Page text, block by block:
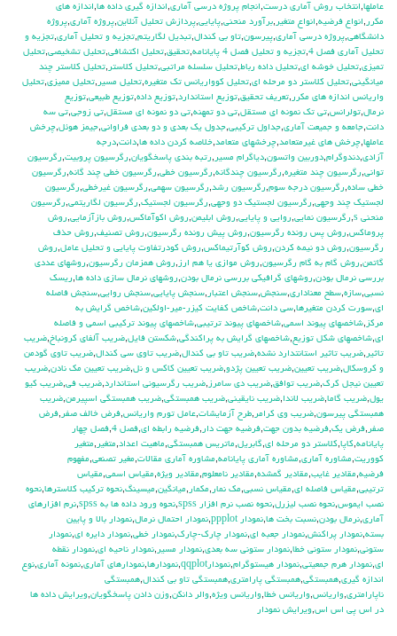
عاملها,انتخاب روش آماري درست,انجام پروژه درسي آماري,اندازه گيري داده ها,اندازه هاي
مكرر ,انواع فرضيه,انواع متغير ,برآورد منحني,پايايي,پردازش تحليل آنلاين,پروژه آماري,پروژه
دانشگاهي,پروژه درسي آماري,پيرسون,تاو بي کندال,تبديل لگاريتم,تجزيه و تحليل آماري,تجزيه و
تحليل آماري فصل 4
,تجزيه و تحليل فصل 4 پايانامه ,تحقيق,تحليل اكتشافي,تحليل تشخيصي,تحليل
تميزي,تحليل خوشه اي,تحليل داده رباط,تحليل سلسله مراتبي,تحليل كلاستر ,تحليل كلاستر چند
ميانگيني,تحليل كلاستر دو مرحله اي,تحليل كوواريانس تك متغيره,تحليل مسير ,تحليل مميزي,تحليل
واريانس اندازه هاي مكرر ,تعريف تحقيق,توزيع استاندارد,توزيع داده,توزيع طبيعي,توزيع
نرمال,تولرانس,تي تک نمونه اي مستقل,تي دو تمهنه,تي دو نمونه اي مستقل,تي زوجي,تي سه
دانت,جامعه و جميعت آماري,جداول تركيبي,جدول يك بعدي و دو بعدي فراواني,جيمز هوئل,چرخش
عاملها,چرخش هاي غيرمتعامد,چرخشهاي متعامد,خلاصه كردن داده ها,دانت,درجه
آزادي,دندوگرام,دوربين واتسون,دياگرام مسير ,رتبه بندي پاسخگويان,رگرسيون پروبيت,رگرسيون
تواني,رگرسيون چند متغيره,رگرسيون چندگانه,رگرسيون خطي,رگرسيون خطي چند گانه,رگرسيون
خطي ساده,رگرسيون درجه سوم,رگرسيون رشد,رگرسيون سهمي,رگرسيون غيرخطي,رگرسيون
لجستيك چند وجهي,رگرسيون لجستيك دو وجهي,رگرسيون لجستيک,رگرسيون لگاريتمي,رگرسيون
منحني s
,رگرسيون نمايي,روايي و پايايي,روش ابليمن,روش اكوآماكس,روش بازآزمايي,روش
پروماكس,روش پس رونده رگرسيون,روش پيش رونده رگرسيون,روش تصنيف,روش حذف
رگرسيون,روش دو نيمه كردن,روش كوآرتيماكس,روش كودرتفاوت پايايي و تحليل عامل,روش
گاتمن,روش گام به گام رگرسيون,روش موازي يا هم ارز ,روش همزمان رگرسيون,روشهاي عددي
بررسي نرمال بودن,روشهاي گرافيكي بررسي نرمال بودن,روشهاي نرمال سازي داده ها,ريسك
نسبي,سازه,سطح معناداري,سنجش,سنجش اعتبار ,سنجش پايايي,سنجش روايي,سنجش فاصله
اي,سورت كردن متغيرها,سي دانت,شاخص كفايت كيزر-مير-اولكين,شاخص گرايش به
مركز ,شاخصهاي پيوند اسمي,شاخصهاي پيوند ترتيبي,شاخصهاي پيوند تركيبي اسمي و فاصله
اي,شاخصهاي شكل توزيع,شاخصهاي گرايش به پراكندگي,شكستن فايل,ضريب آلفاي کرونباخ,ضريب
تاثير ,ضريب تاثير استانتدارد نشده,ضريب تاو بي كندال,ضريب تاوي سي كندال,ضريب تاوي گودمن
و كروسكال,ضريب تعيين,ضريب تعيين پژدو,ضريب تعيين كاكس و نل,ضريب تعيين مك نادن,ضريب
تعيين نيجل كرك,ضريب توافق,ضريب دي سامرز ,ضريب رگرسيوني استاندارد,ضريب في,ضريب كيو
يول,ضريب گاما,ضريب لاندا,ضريب نايقيني,ضريب همبستگي,ضريب همبستگي اسپيرمن,ضريب
همبستگي پيرسون,ضريب وي كرامر ,طرح آزمايشات,عامل تورم واريانس,فرض خالف صفر ,فرض
صفر ,فرض يك,فرضيه بدون جهت,فرضيه جهت دار ,فرضيه رابطه اي,فصل 4 ,فصل چهار
پايانامه,كاپا,كلاستر دو مرحله اي,گابريل,ماتريس همبستگي,ماهيت اعداد,متغير ,متغير
كووريت,مشاوره آماري,مشاوره آماري پايانامه,مشاوره آماري مقالات,مغير تصنعي,مفهوم
فرضيه,مقادير غايب,مقادير گمشده,مقادير نامعلوم,مقادير ويژه,مقياس اسمي,مقياس
ترتيبي,مقياس فاصله اي,مقياس نسبي,مك نمار ,مكمار ,ميانگين,ميسينگ,نحوه تركيب كلاسترها,نحوه
نصب ايموس,نحوه نصب ليزرل,نحوه نصب نرم افزار spss ,نحوه ورود داده ها به spss ,نرم افزارهاي
آماري,نرمال بودن,نسبت بخت ها,نمودار ppplot ,نمودار احتمال نرمال,نمودار بالا و پايين
بسته,نمودار پراكنش,نمودار جعبه اي,نمودار چارك-چارك,نمودار خطي,نمودار دايره اي,نمودار
ستوني,نمودار ستوني خطا,نمودار ستوني سه بعدي,نمودار مسير ,نمودار ناحيه اي,نمودار نقطه
اي,نمودار هرم جمعيتي,نمودار هيستوگرام,نمودارqqplot ,نمودارها,نمودارهاي آماري,نمونه آماري,نوع
اندازه گيري,همبستگي,همبستگي پارامتري,همبستگي تاو بي کندال,همبستگي
ناپارامتري,واريانس,واريانس خطا,واريانس ويژه,والر دانكن,وزن دادن پاسخگويان,ويرايش داده ها
در اس پي اس اس,ويرايش نمودار